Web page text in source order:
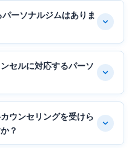
ーソナルジムはありま
セルに対応するパーソ
ウンセリングを受けら
？